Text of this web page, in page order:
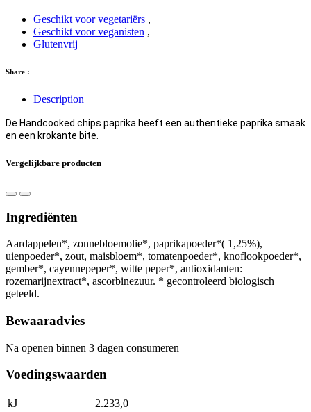
Geschikt voor vegetariërs ,
Geschikt voor veganisten ,
Glutenvrij
Share :
Description
De Handcooked chips paprika heeft een authentieke paprika smaak
en een krokante bite.
Vergelijkbare producten
Ingrediënten
Aardappelen*, zonnebloemolie*, paprikapoeder*( 1,25%),
uienpoeder*, zout, maisbloem*, tomatenpoeder*, knoflookpoeder*,
gember*, cayennepeper*, witte peper*, antioxidanten:
rozemarijnextract*, ascorbinezuur. * gecontroleerd biologisch
geteeld.
Bewaaradvies
Na openen binnen 3 dagen consumeren
Voedingswaarden
kJ
2.233,0